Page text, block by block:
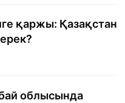
қаржы: Қазақстан
облысында